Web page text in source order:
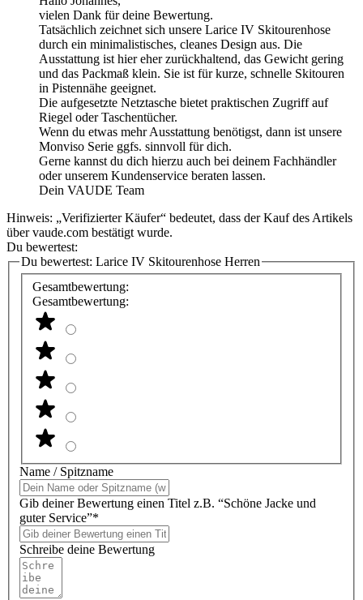
vielen Dank für deine Bewertung.
Tatsächlich zeichnet sich unsere Larice IV Skitourenhose
durch ein minimalistisches, cleanes Design aus. Die
Ausstattung ist hier eher zurückhaltend, das Gewicht gering
und das Packmaß klein. Sie ist für kurze, schnelle Skitouren
in Pistennähe geeignet.
Die aufgesetzte Netztasche bietet praktischen Zugriff auf
Riegel oder Taschentücher.
Wenn du etwas mehr Ausstattung benötigst, dann ist unsere
Monviso Serie ggfs. sinnvoll für dich.
Gerne kannst du dich hierzu auch bei deinem Fachhändler
oder unserem Kundenservice beraten lassen.
Dein VAUDE Team
Hinweis: „Verifizierter Käufer“ bedeutet, dass der Kauf des Artikels
über vaude.com bestätigt wurde.
Du bewertest:
Du bewertest: Larice IV Skitourenhose Herren
Gesamtbewertung:
Gesamtbewertung:
Name / Spitzname
Gib deiner Bewertung einen Titel z.B. “Schöne Jacke und
guter Service”*
Schreibe deine Bewertung